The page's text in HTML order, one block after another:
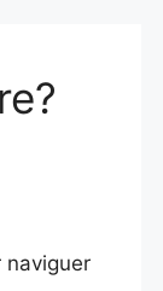
naviguer